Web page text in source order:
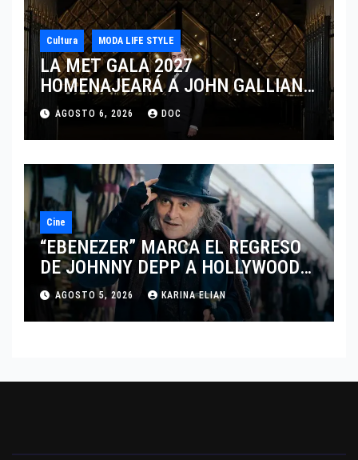
Cultura MODA LIFE STYLE
LA MET GALA 2027
HOMENAJEARÁ A JOHN GALLIANO
MARCANDO EL REGRESO DEL REY
DEL DRAMATISMO
AGOSTO 6, 2026 DOC
Cine
“EBENEZER” MARCA EL REGRESO
DE JOHNNY DEPP A HOLLYWOOD
TRAS SU PASO POR EL CINE
INDEPENDIENTE EUROPEO
AGOSTO 5, 2026 KARINA ELIAN